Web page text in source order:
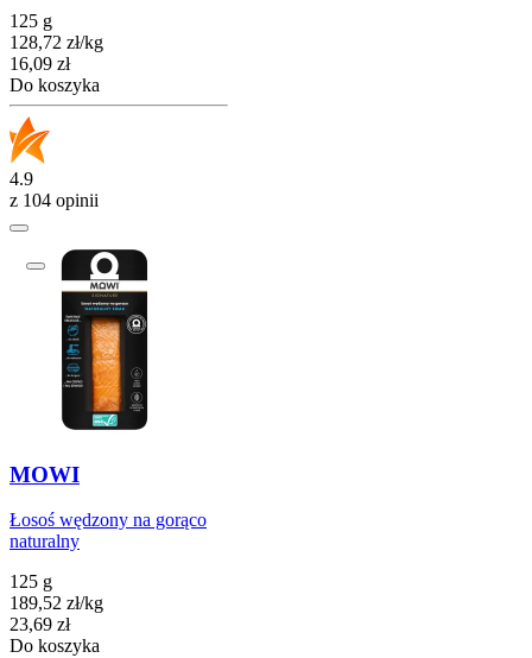
125 g
128,72 zł/kg
Cena
16,09 zł
Do koszyka
4.9
z 104 opinii
MOWI
Łosoś wędzony na gorąco
naturalny
125 g
189,52 zł/kg
Cena
23,69 zł
Do koszyka